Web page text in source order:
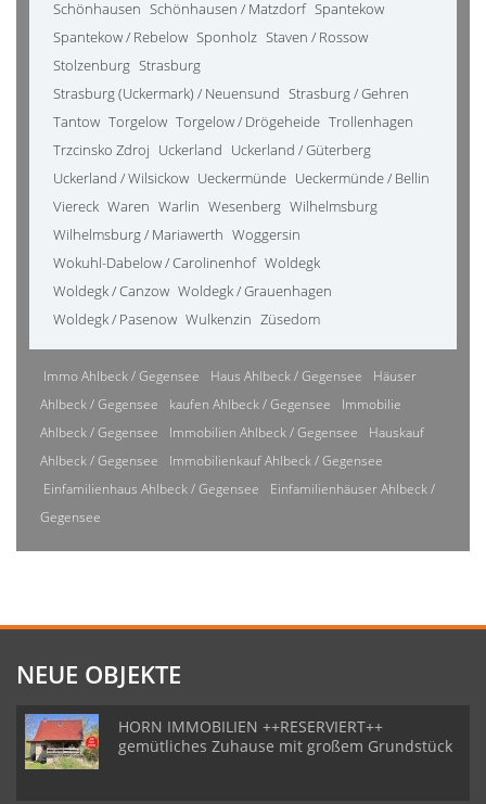
Schönhausen Schönhausen / Matzdorf Spantekow
Spantekow / Rebelow Sponholz Staven / Rossow
Stolzenburg Strasburg
Strasburg (Uckermark) / Neuensund Strasburg / Gehren
Tantow Torgelow Torgelow / Drögeheide Trollenhagen
Trzcinsko Zdroj Uckerland Uckerland / Güterberg
Uckerland / Wilsickow Ueckermünde Ueckermünde / Bellin
Viereck Waren Warlin Wesenberg Wilhelmsburg
Wilhelmsburg / Mariawerth Woggersin
Wokuhl-Dabelow / Carolinenhof Woldegk
Woldegk / Canzow Woldegk / Grauenhagen
Woldegk / Pasenow Wulkenzin Züsedom
Immo Ahlbeck / Gegensee Haus Ahlbeck / Gegensee
Häuser
Ahlbeck / Gegensee
kaufen Ahlbeck / Gegensee
Immobilie
Ahlbeck / Gegensee
Immobilien Ahlbeck / Gegensee
Hauskauf
Ahlbeck / Gegensee
Immobilienkauf Ahlbeck / Gegensee
Einfamilienhaus Ahlbeck / Gegensee
Einfamilienhäuser Ahlbeck /
Gegensee
NEUE OBJEKTE
HORN IMMOBILIEN ++RESERVIERT++
gemütliches Zuhause mit großem Grundstück